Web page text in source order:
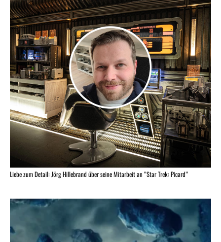
Liebe zum Detail: Jörg Hillebrand über seine Mitarbeit an “Star Trek: Picard”